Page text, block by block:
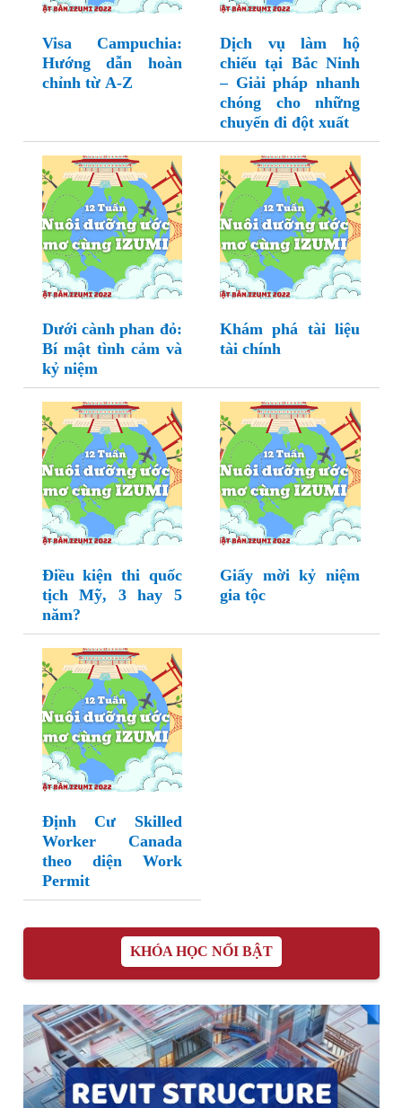
Visa Campuchia:
Hướng dẫn hoàn
chỉnh từ A-Z
Dịch vụ làm hộ
chiếu tại Bắc Ninh
– Giải pháp nhanh
chóng cho những
chuyến đi đột xuất
Dưới cành phan đỏ:
Bí mật tình cảm và
kỷ niệm
Khám phá tài liệu
tài chính
Điều kiện thi quốc
tịch Mỹ, 3 hay 5
năm?
Giấy mời kỷ niệm
gia tộc
Định Cư Skilled
Worker Canada
theo diện Work
Permit
KHÓA HỌC NỔI BẬT